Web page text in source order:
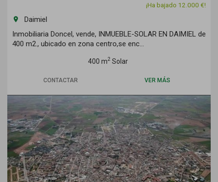
¡Ha bajado 12.000 €!
room
Daimiel
Inmobiliaria Doncel, vende, INMUEBLE-SOLAR EN DAIMIEL de
400 m2., ubicado en zona centro,se enc...
400 m2Solar
CONTACTAR VER MÁS